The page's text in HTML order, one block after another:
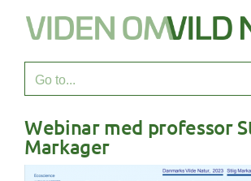
Go to...
Webinar med professor
Markager